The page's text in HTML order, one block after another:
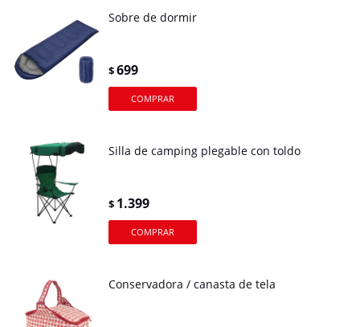
Sobre de dormir
$699
Silla de camping plegable con toldo
$ 1.399
Conservadora / canasta de tela